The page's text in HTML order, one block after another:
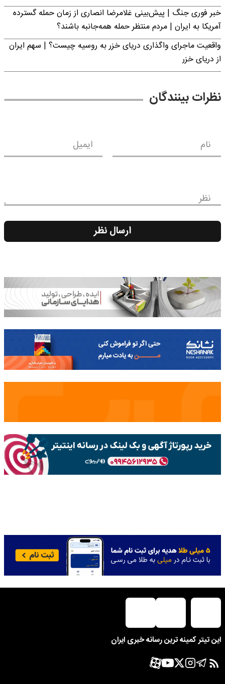
خبر فوری جنگ | پیش‌بینی غلامرضا انصاری از زمان حمله گسترده
آمریکا به ایران | مردم منتظر حمله همه‌جانبه باشند؟
واقعیت ماجرای واگذاری دریای خزر به روسیه چیست؟ | سهم ایران
از دریای خزر
نظرات بینندگان
نام ایمیل
نظر
ارسال نظر
این تیتر کمینه ترین رسانه خبری ایران